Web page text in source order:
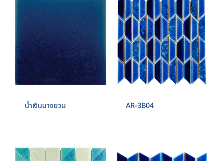
BOX DIMENSION: L324XW319XH112 MM.
PCS./SHEET: 36 PCS.
SHEET./SQM. 11 SHEET
SPECIAL SHAPE :
TRIANGLE , RHOMBUS , TRAPEZOID , RIGHT –
ANGLED , HEXAGON , LANTERN , LEAVE ,
ELEGANCE
น้ำเงินนางยวน AR-3B04